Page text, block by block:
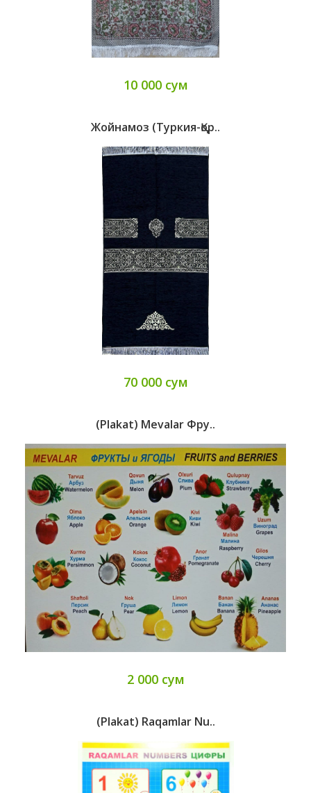
10 000 сум
Жойнамоз (Туркия-Қор..
70 000 сум
(Plakat) Mevalar Фру..
2 000 сум
(Plakat) Raqamlar Nu..